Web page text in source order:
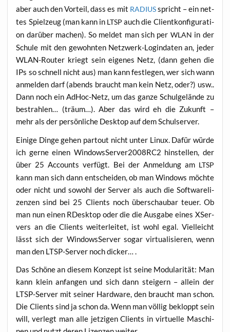
aber auch den Vor­teil, dass es mit RADIUSspricht – ein net­
tes Spiel­zeug (man kann in LTSP auch die Cli­ent­kon­fi­gu­ra­ti­
on dar­über machen). So mel­det man sich per WLAN in der
Schu­le mit den gewohn­ten Netz­werk-Log­in­da­ten an, jeder
WLAN-Rou­ter kriegt sein eige­nes Netz, (dann gehen die
IPs so schnell nicht aus) man kann fest­le­gen, wer sich wann
anmel­den darf (abends braucht man kein Netz, oder?) usw..
Dann noch ein AdHoc-Netz, um das gan­ze Schul­ge­län­de zu
bestrah­len… (träum…). Aber das wird eh die Zukunft –
mehr als der per­sön­li­che Desk­top auf dem Schulserver.
Eini­ge Din­ge gehen par­tout nicht unter Linux. Dafür wür­de
ich ger­ne einen WindowsServer2008RC2 hin­stel­len, der
über 25 Accounts ver­fügt. Bei der Anmel­dung am LTSP
kann man sich dann ent­schei­den, ob man Win­dows möch­te
oder nicht und sowohl der Ser­ver als auch die Soft­ware­li­
zen­zen sind bei 25 Cli­ents noch über­schau­bar teu­er. Ob
man nun einen RDesk­top oder die die Aus­ga­be eines XSer­
vers an die Cli­ents wei­ter­lei­tet, ist wohl egal. Viel­leicht
lässt sich der Win­dows­Ser­ver sogar vir­tua­li­sie­ren, wenn
man den LTSP-Ser­ver noch dicker… .
Das Schö­ne an die­sem Kon­zept ist sei­ne Modu­la­ri­tät: Man
kann klein anfan­gen und sich dann stei­gern – allein der
LTSP-Ser­ver mit sei­ner Hard­ware, den braucht man schon.
Die Cli­ents sind ja schon da. Wenn man völ­lig bekloppt sein
will, ver­legt man alle jet­zi­gen Cli­ents in vir­tu­el­le Maschi­